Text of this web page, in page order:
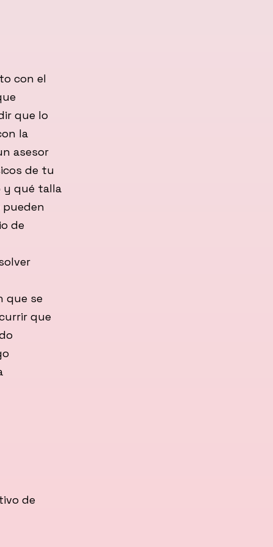
con el
que lo
la
asesor
de tu
y qué talla
pueden
de
que se
que
de